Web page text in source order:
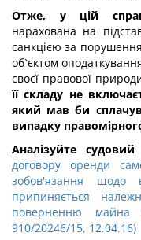
Отже, у цій
нарахована на
санкцією за
об`єктом
своєї правової
її складу не
який мав би
випадку
Аналізуйте судовий
договору оренди
зобов'язання щодо
припиняється
поверненню
910/20246/15, 12.04.16)